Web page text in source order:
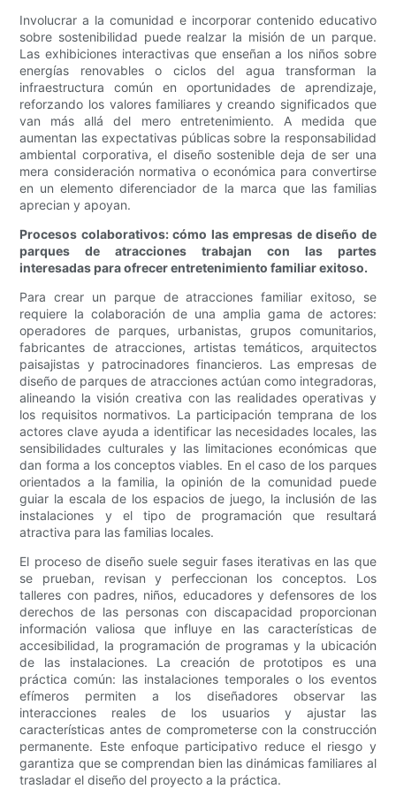
Involucrar a la comunidad e incorporar contenido educativo
sobre sostenibilidad puede realzar la misión de un parque.
Las exhibiciones interactivas que enseñan a los niños sobre
energías renovables o ciclos del agua transforman la
infraestructura común en oportunidades de aprendizaje,
reforzando los valores familiares y creando significados que
van más allá del mero entretenimiento. A medida que
aumentan las expectativas públicas sobre la responsabilidad
ambiental corporativa, el diseño sostenible deja de ser una
mera consideración normativa o económica para convertirse
en un elemento diferenciador de la marca que las familias
aprecian y apoyan.
Procesos colaborativos: cómo las empresas de diseño de
parques de atracciones trabajan con las partes
interesadas para ofrecer entretenimiento familiar exitoso.
Para crear un parque de atracciones familiar exitoso, se
requiere la colaboración de una amplia gama de actores:
operadores de parques, urbanistas, grupos comunitarios,
fabricantes de atracciones, artistas temáticos, arquitectos
paisajistas y patrocinadores financieros. Las empresas de
diseño de parques de atracciones actúan como integradoras,
alineando la visión creativa con las realidades operativas y
los requisitos normativos. La participación temprana de los
actores clave ayuda a identificar las necesidades locales, las
sensibilidades culturales y las limitaciones económicas que
dan forma a los conceptos viables. En el caso de los parques
orientados a la familia, la opinión de la comunidad puede
guiar la escala de los espacios de juego, la inclusión de las
instalaciones y el tipo de programación que resultará
atractiva para las familias locales.
El proceso de diseño suele seguir fases iterativas en las que
se prueban, revisan y perfeccionan los conceptos. Los
talleres con padres, niños, educadores y defensores de los
derechos de las personas con discapacidad proporcionan
información valiosa que influye en las características de
accesibilidad, la programación de programas y la ubicación
de las instalaciones. La creación de prototipos es una
práctica común: las instalaciones temporales o los eventos
efímeros permiten a los diseñadores observar las
interacciones reales de los usuarios y ajustar las
características antes de comprometerse con la construcción
permanente. Este enfoque participativo reduce el riesgo y
garantiza que se comprendan bien las dinámicas familiares al
trasladar el diseño del proyecto a la práctica.